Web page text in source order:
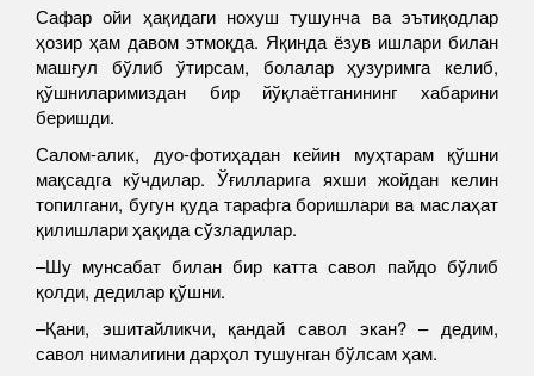
Сафар ойи ҳақидаги нохуш тушунча ва эътиқодлар
ҳозир ҳам давом этмоқда. Яқинда ёзув ишлари билан
машғул бўлиб ўтирсам, болалар ҳузуримга келиб,
қўшниларимиздан бир йўқлаётганининг хабарини
беришди.
Салом-алик, дуо-фотиҳадан кейин муҳтарам қўшни
мақсадга кўчдилар. Ўғилларига яхши жойдан келин
топилгани, бугун қуда тарафга боришлари ва маслаҳат
қилишлари ҳақида сўзладилар.
–Шу мунсабат билан бир катта савол пайдо бўлиб
қолди, дедилар қўшни.
–Қани, эшитайликчи, қандай савол экан? – дедим,
савол нималигини дарҳол тушунган бўлсам ҳам.